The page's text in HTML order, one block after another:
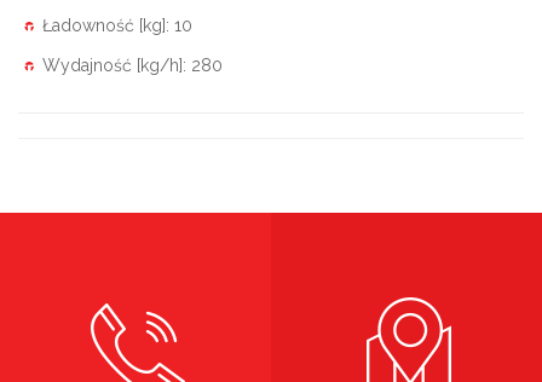
Ładowność [kg]: 10
Wydajność [kg/h]: 280